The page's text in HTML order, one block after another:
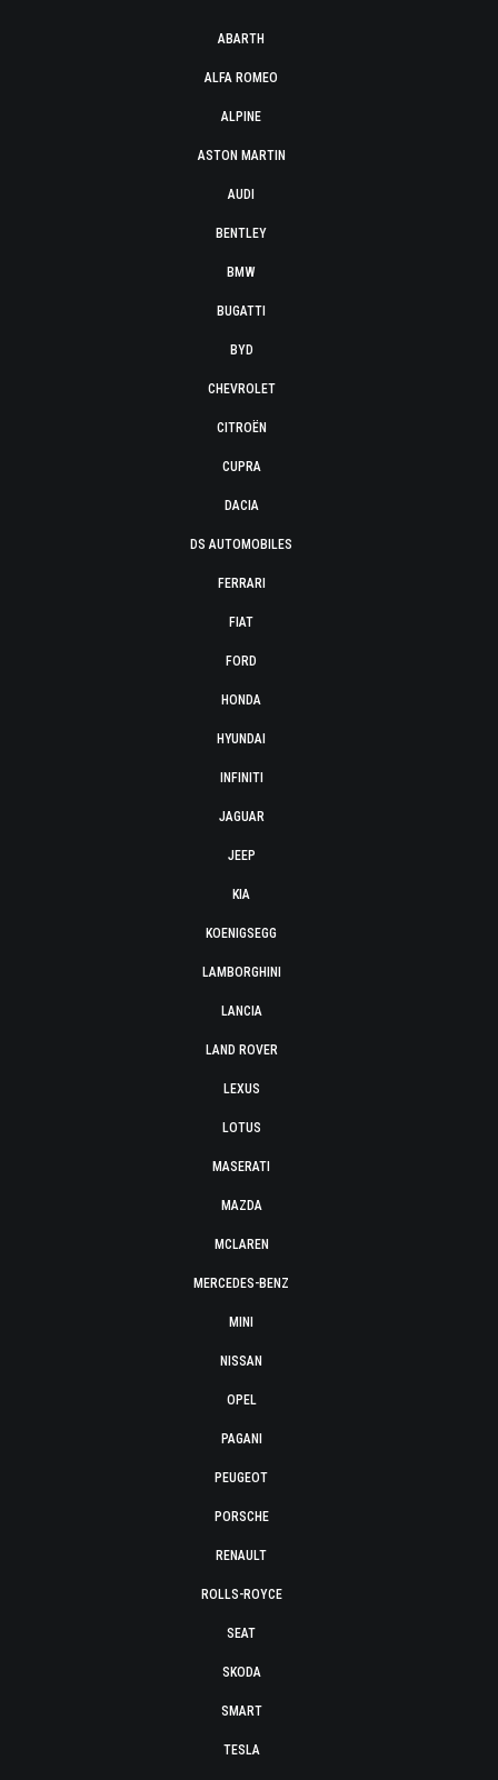
ABARTH
ALFA ROMEO
ALPINE
ASTON MARTIN
AUDI
BENTLEY
BMW
BUGATTI
BYD
CHEVROLET
CITROËN
CUPRA
DACIA
DS AUTOMOBILES
FERRARI
FIAT
FORD
HONDA
HYUNDAI
INFINITI
JAGUAR
JEEP
KIA
KOENIGSEGG
LAMBORGHINI
LANCIA
LAND ROVER
LEXUS
LOTUS
MASERATI
MAZDA
MCLAREN
MERCEDES-BENZ
MINI
NISSAN
OPEL
PAGANI
PEUGEOT
PORSCHE
RENAULT
ROLLS-ROYCE
SEAT
SKODA
SMART
TESLA